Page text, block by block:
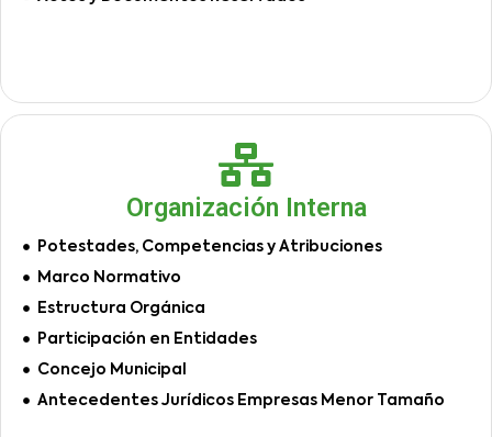
Organización Interna
Potestades, Competencias y Atribuciones
Marco Normativo
Estructura Orgánica
Participación en Entidades
Concejo Municipal
Antecedentes Jurídicos Empresas Menor Tamaño